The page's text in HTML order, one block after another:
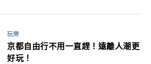
玩樂
京都自由行不用一直趕！遠離人潮更
好玩！